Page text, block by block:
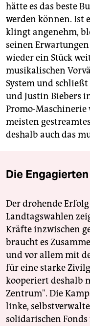
hätte es das beste
werden können. Ist
klingt angenehm,
seinen
wieder ein Stück
musikalischen
System und
und Justin Biebers
Promo-Maschinerie
meisten
deshalb auch das
Die
Der drohende
Landtagswahlen
Kräfte inzwischen
braucht es
und vor allem mit
für eine starke
kooperiert deshalb
Zentrum". Die
linke,
solidarischen